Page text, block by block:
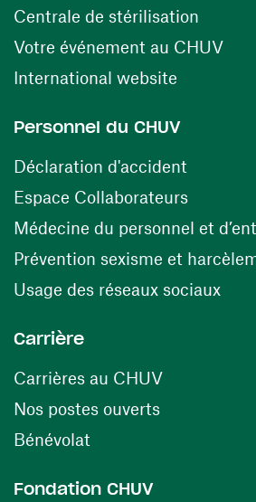
Centrale de stérilisation
Votre événement au CHUV
International website
Personnel du CHUV
Déclaration d'accident
Espace Collaborateurs(ouvre
Médecine du personnel et
Prévention sexisme et
Usage des réseaux sociaux
Carrière
Carrières au CHUV(ouvre une
Nos postes ouverts(ouvre une
Bénévolat
Fondation CHUV